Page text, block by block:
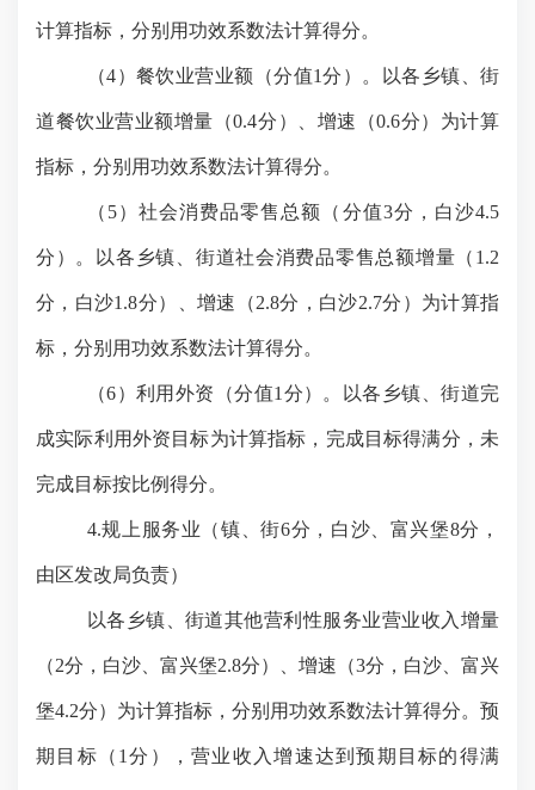
计算指标，分别用功效系数法计算得分。
（4）餐饮业营业额（分值1分）。以各乡镇、街
道餐饮业营业额增量（0.4分）、增速（0.6分）为计算
指标，分别用功效系数法计算得分。
（ 5）社会消费品零售总额（分值3分，白沙4.5
分）。以各乡镇、街道社会消费品零售总额增量（1.2
分，白沙1.8分）、增速（2.8分，白沙2.7分）为计算指
标，分别用功效系数法计算得分。
（6）利用外资（分值1分）。以各乡镇、街道完
成实际利用外资目标为计算指标，完成目标得满分，未
完成目标按比例得分。
4.规上服务业（镇、街6分，白沙、富兴堡8分，
由区发改局负责）
以各乡镇、街道其他营利性服务业营业收入增量
（2分，白沙、富兴堡2.8分）、增速（3分，白沙、富兴
堡4.2分）为计算指标，分别用功效系数法计算得分。预
期目标（1分），营业收入增速达到预期目标的得满